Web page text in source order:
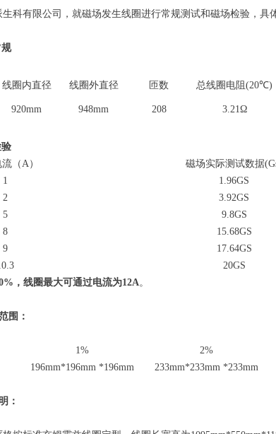
科有限公司，就磁场发生线圈进行常规测试和磁场检验，具
线圈内直径 线圈外直径 匝数 总线圈电阻 (20℃)
920mm 948mm 208 3.21Ω
（A） 磁场实际测试数据
1
1.96GS
2
3.92GS
5
9.8GS
8
15.68GS
9
17.64GS
20GS
，线圈最大可通过电流为12A。
围：
1% 2%
196mm*196mm *196mm 233mm*233mm *233mm
：